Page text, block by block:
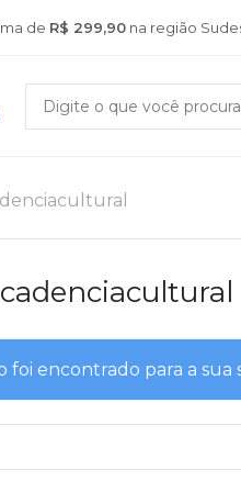
de R$ 299,90 na região
encontrado para a sua